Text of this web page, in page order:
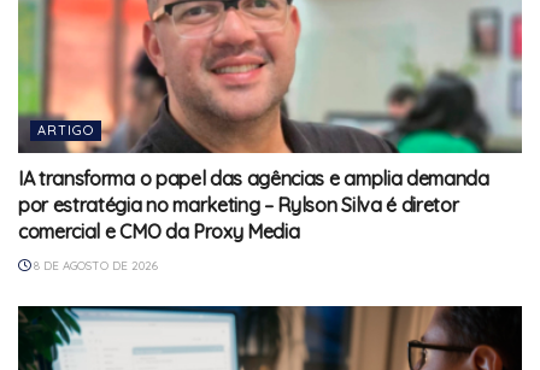
ARTIGO
IA transforma o papel das agências e amplia demanda
por estratégia no marketing – Rylson Silva é diretor
comercial e CMO da Proxy Media
8 DE AGOSTO DE 2026